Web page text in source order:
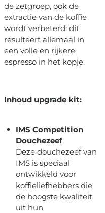
de zetgroep, ook de
extractie van de koffie
wordt verbeterd: dit
resulteert allemaal in
een volle en rijkere
espresso in het kopje.
Inhoud upgrade kit:
IMS Competition
Douchezeef
Deze douchezeef van
IMS is speciaal
ontwikkeld voor
koffieliefhebbers die
de hoogste kwaliteit
uit hun